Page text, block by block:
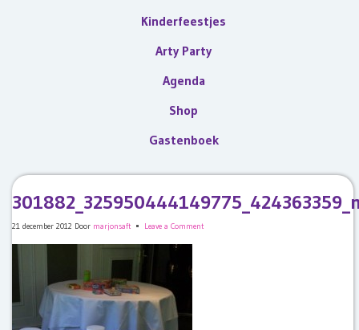
Kinderfeestjes
Arty Party
Agenda
Shop
Gastenboek
21 december 2012 Door marjonsaft Leave a Comment